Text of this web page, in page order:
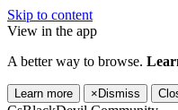
Skip to content
View in the app
A better way to browse.
Learn more × Dismiss